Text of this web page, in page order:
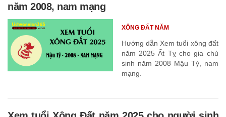
năm 2008, nam mạng
Hướng dẫn Xem tuổi xông đất
năm 2025 Ất Tỵ cho gia chủ
sinh năm 2008 Mậu Tý, nam
mạng.
XÔNG ĐẤT NĂM